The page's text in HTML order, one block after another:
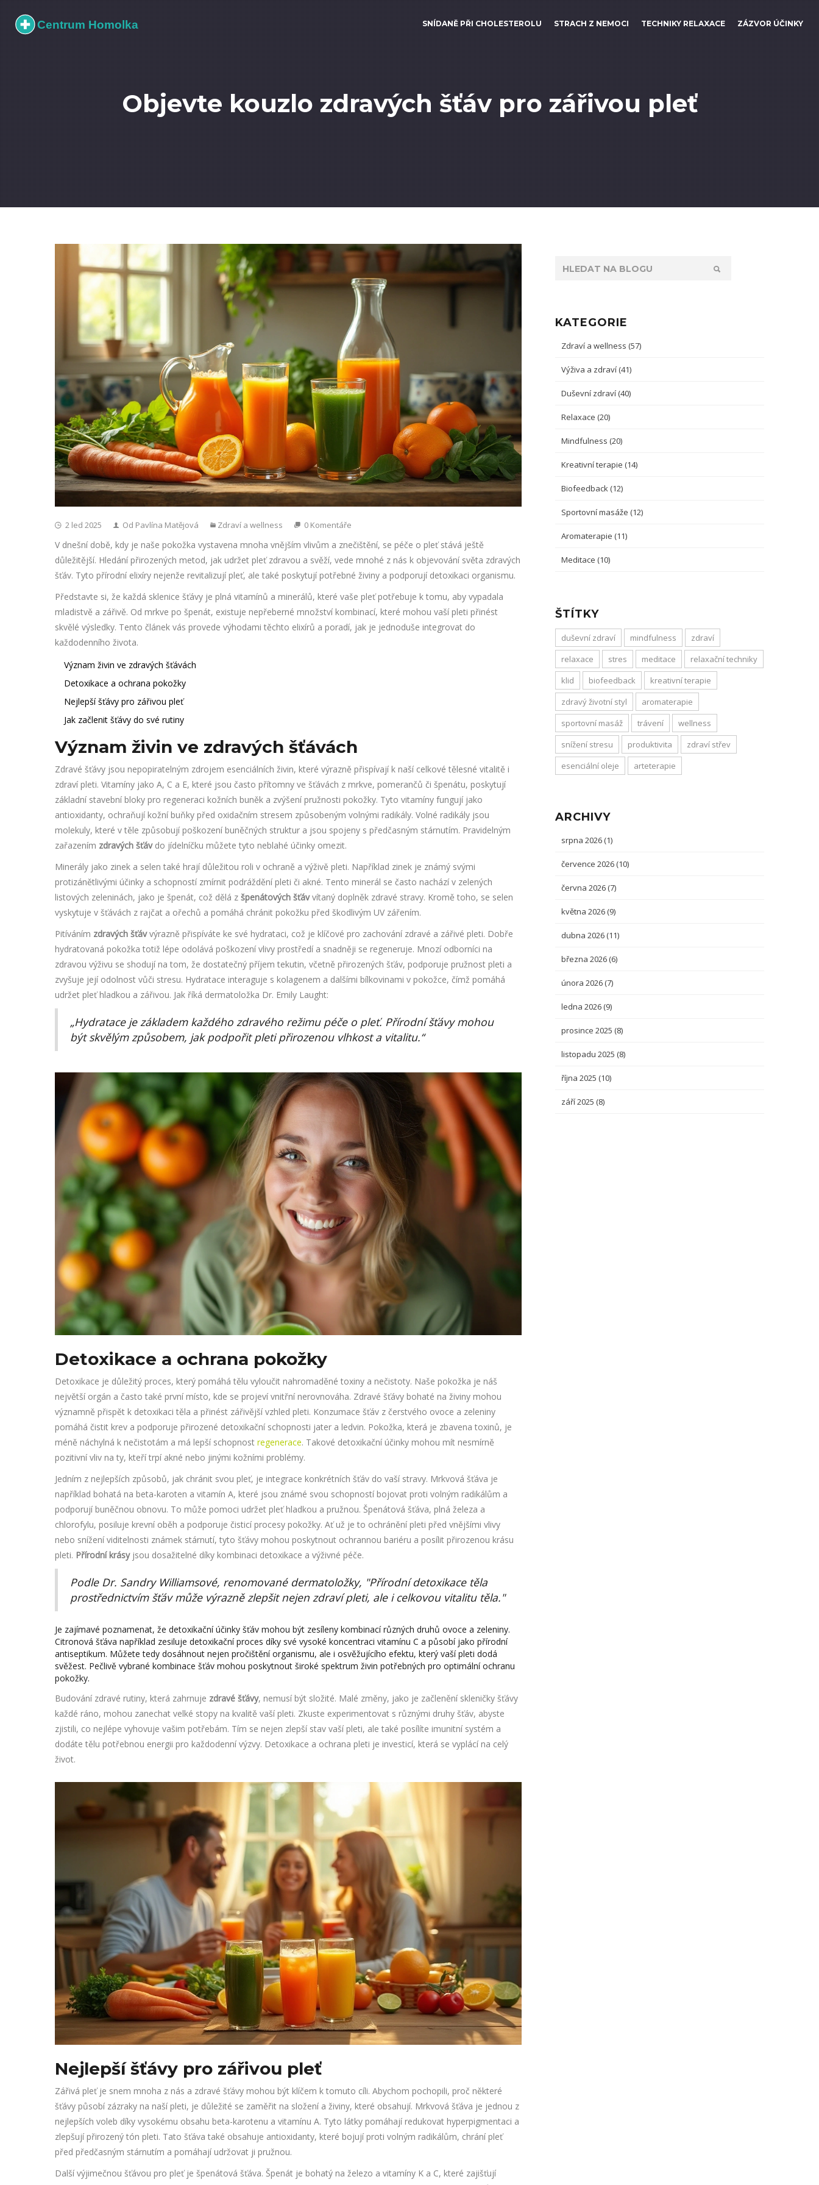
SNÍDANĚ PŘI CHOLESTEROLU STRACH Z NEMOCI TECHNIKY RELAXACE ZÁZVOR ÚČINKY
Objevte kouzlo zdravých šťáv pro zářivou pleť
2 led 2025 Od Pavlína Matějová Zdraví a wellness 0 Komentáře
V dnešní době, kdy je naše pokožka vystavena mnoha vnějším vlivům a znečištění, se péče o pleť stává ještě
důležitější. Hledání přirozených metod, jak udržet pleť zdravou a svěží, vede mnohé z nás k objevování světa zdravých
šťáv. Tyto přírodní elixíry nejenže revitalizují pleť, ale také poskytují potřebné živiny a podporují detoxikaci organismu.
Představte si, že každá sklenice šťávy je plná vitamínů a minerálů, které vaše pleť potřebuje k tomu, aby vypadala
mladistvě a zářivě. Od mrkve po špenát, existuje nepřeberné množství kombinací, které mohou vaší pleti přinést
skvělé výsledky. Tento článek vás provede výhodami těchto elixírů a poradí, jak je jednoduše integrovat do
každodenního života.
Význam živin ve zdravých šťávách
Detoxikace a ochrana pokožky
Nejlepší šťávy pro zářivou pleť
Jak začlenit šťávy do své rutiny
Význam živin ve zdravých šťávách
Zdravé šťávy jsou nepopiratelným zdrojem esenciálních živin, které výrazně přispívají k naší celkové tělesné vitalitě i
zdraví pleti. Vitamíny jako A, C a E, které jsou často přítomny ve šťávách z mrkve, pomerančů či špenátu, poskytují
základní stavební bloky pro regeneraci kožních buněk a zvýšení pružnosti pokožky. Tyto vitamíny fungují jako
antioxidanty, ochraňují kožní buňky před oxidačním stresem způsobeným volnými radikály. Volné radikály jsou
molekuly, které v těle způsobují poškození buněčných struktur a jsou spojeny s předčasným stárnutím. Pravidelným
zařazením zdravých šťávdo jídelníčku můžete tyto neblahé účinky omezit.
Minerály jako zinek a selen také hrají důležitou roli v ochraně a výživě pleti. Například zinek je známý svými
protizánětlivými účinky a schopností zmírnit podráždění pleti či akné. Tento minerál se často nachází v zelených
listových zeleninách, jako je špenát, což dělá z špenátových šťávvítaný doplněk zdravé stravy. Kromě toho, se selen
vyskytuje v šťávách z rajčat a ořechů a pomáhá chránit pokožku před škodlivým UV zářením.
Pitíváním zdravých šťávvýrazně přispíváte ke své hydrataci, což je klíčové pro zachování zdravé a zářivé pleti. Dobře
hydratovaná pokožka totiž lépe odolává poškození vlivy prostředí a snadněji se regeneruje. Mnozí odborníci na
zdravou výživu se shodují na tom, že dostatečný příjem tekutin, včetně přirozených šťáv, podporuje pružnost pleti a
zvyšuje její odolnost vůči stresu. Hydratace interaguje s kolagenem a dalšími bílkovinami v pokožce, čímž pomáhá
udržet pleť hladkou a zářivou. Jak říká dermatoložka Dr. Emily Laught:
„Hydratace je základem každého zdravého režimu péče o pleť. Přírodní šťávy mohou
být skvělým způsobem, jak podpořit pleti přirozenou vlhkost a vitalitu.“
Detoxikace a ochrana pokožky
Detoxikace je důležitý proces, který pomáhá tělu vyloučit nahromaděné toxiny a nečistoty. Naše pokožka je náš
největší orgán a často také první místo, kde se projeví vnitřní nerovnováha. Zdravé šťávy bohaté na živiny mohou
významně přispět k detoxikaci těla a přinést zářivější vzhled pleti. Konzumace šťáv z čerstvého ovoce a zeleniny
pomáhá čistit krev a podporuje přirozené detoxikační schopnosti jater a ledvin. Pokožka, která je zbavena toxinů, je
méně náchylná k nečistotám a má lepší schopnost regenerace. Takové detoxikační účinky mohou mít nesmírně
pozitivní vliv na ty, kteří trpí akné nebo jinými kožními problémy.
Jedním z nejlepších způsobů, jak chránit svou pleť, je integrace konkrétních šťáv do vaší stravy. Mrkvová šťáva je
například bohatá na beta-karoten a vitamín A, které jsou známé svou schopností bojovat proti volným radikálům a
podporují buněčnou obnovu. To může pomoci udržet pleť hladkou a pružnou. Špenátová šťáva, plná železa a
chlorofylu, posiluje krevní oběh a podporuje čisticí procesy pokožky. Ať už je to ochránění pleti před vnějšími vlivy
nebo snížení viditelnosti známek stárnutí, tyto šťávy mohou poskytnout ochrannou bariéru a posílit přirozenou krásu
pleti. Přírodní krásyjsou dosažitelné díky kombinaci detoxikace a výživné péče.
Podle Dr. Sandry Williamsové, renomované dermatoložky, "Přírodní detoxikace těla
prostřednictvím šťáv může výrazně zlepšit nejen zdraví pleti, ale i celkovou vitalitu těla."
Je zajímavé poznamenat, že detoxikační účinky šťáv mohou být zesíleny kombinací různých druhů ovoce a zeleniny.
Citronová šťáva například zesiluje detoxikační proces díky své vysoké koncentraci vitamínu C a působí jako přírodní
antiseptikum. Můžete tedy dosáhnout nejen pročištění organismu, ale i osvěžujícího efektu, který vaší pleti dodá
svěžest. Pečlivě vybrané kombinace šťáv mohou poskytnout široké spektrum živin potřebných pro optimální ochranu
pokožky.
Budování zdravé rutiny, která zahrnuje zdravé šťávy, nemusí být složité. Malé změny, jako je začlenění skleničky šťávy
každé ráno, mohou zanechat velké stopy na kvalitě vaší pleti. Zkuste experimentovat s různými druhy šťáv, abyste
zjistili, co nejlépe vyhovuje vašim potřebám. Tím se nejen zlepší stav vaší pleti, ale také posílíte imunitní systém a
dodáte tělu potřebnou energii pro každodenní výzvy. Detoxikace a ochrana pleti je investicí, která se vyplácí na celý
život.
Nejlepší šťávy pro zářivou pleť
Zářivá pleť je snem mnoha z nás a zdravé šťávy mohou být klíčem k tomuto cíli. Abychom pochopili, proč některé
šťávy působí zázraky na naší pleti, je důležité se zaměřit na složení a živiny, které obsahují. Mrkvová šťáva je jednou z
nejlepších voleb díky vysokému obsahu beta-karotenu a vitamínu A. Tyto látky pomáhají redukovat hyperpigmentaci a
zlepšují přirozený tón pleti. Tato šťáva také obsahuje antioxidanty, které bojují proti volným radikálům, chrání pleť
před předčasným stárnutím a pomáhají udržovat ji pružnou.
Další výjimečnou šťávou pro pleť je špenátová šťáva. Špenát je bohatý na železo a vitamíny K a C, které zajišťují
KATEGORIE
Zdraví a wellness (57)
Výživa a zdraví (41)
Duševní zdraví (40)
Relaxace (20)
Mindfulness (20)
Kreativní terapie (14)
Biofeedback (12)
Sportovní masáže (12)
Aromaterapie (11)
Meditace (10)
ŠTÍTKY
duševní zdraví mindfulness
zdraví
relaxace
stres meditace
relaxační techniky
klid
biofeedback
kreativní terapie
zdravý životní styl
aromaterapie
sportovní masáž
trávení
wellness
snížení stresu
produktivita
zdraví střev
esenciální oleje
arteterapie
ARCHIVY
srpna 2026 (1)
července 2026 (10)
června 2026 (7)
května 2026 (9)
dubna 2026 (11)
března 2026 (6)
února 2026 (7)
ledna 2026 (9)
prosince 2025 (8)
listopadu 2025 (8)
října 2025 (10)
září 2025 (8)